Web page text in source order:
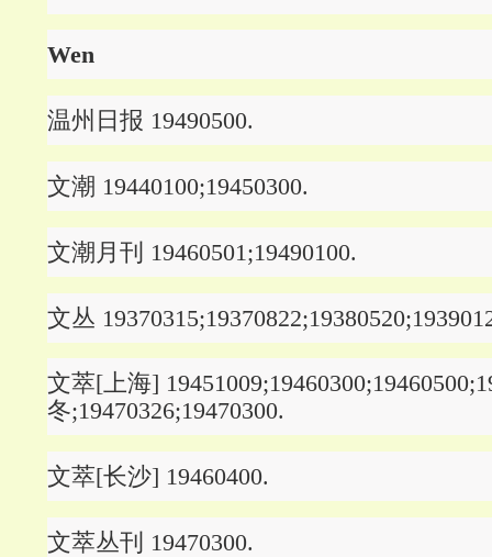
Wen
温州日报 19490500.
文潮 19440100;19450300.
文潮月刊 19460501;19490100.
文丛
文萃[上海]
冬;19470326;19470300.
文萃[长沙] 19460400.
文萃丛刊 19470300.